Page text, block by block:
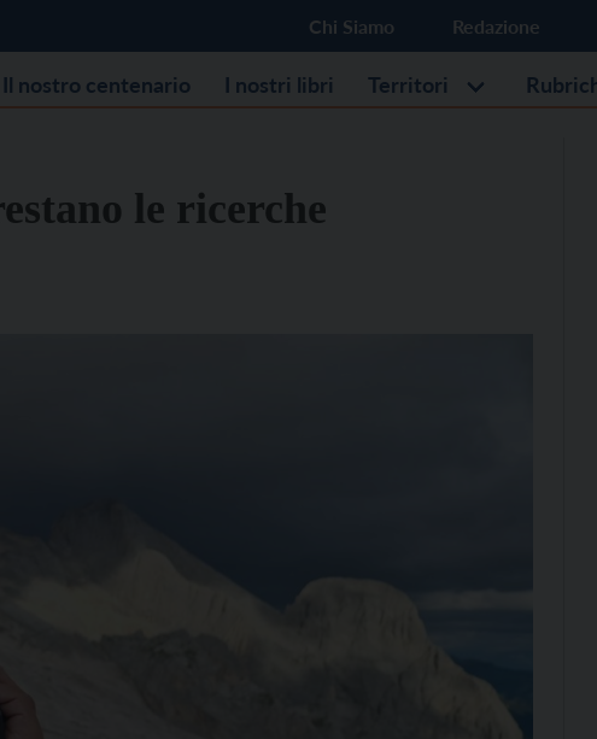
Chi Siamo Redazione
Il nostro centenario I nostri libri Territori
le ricerche